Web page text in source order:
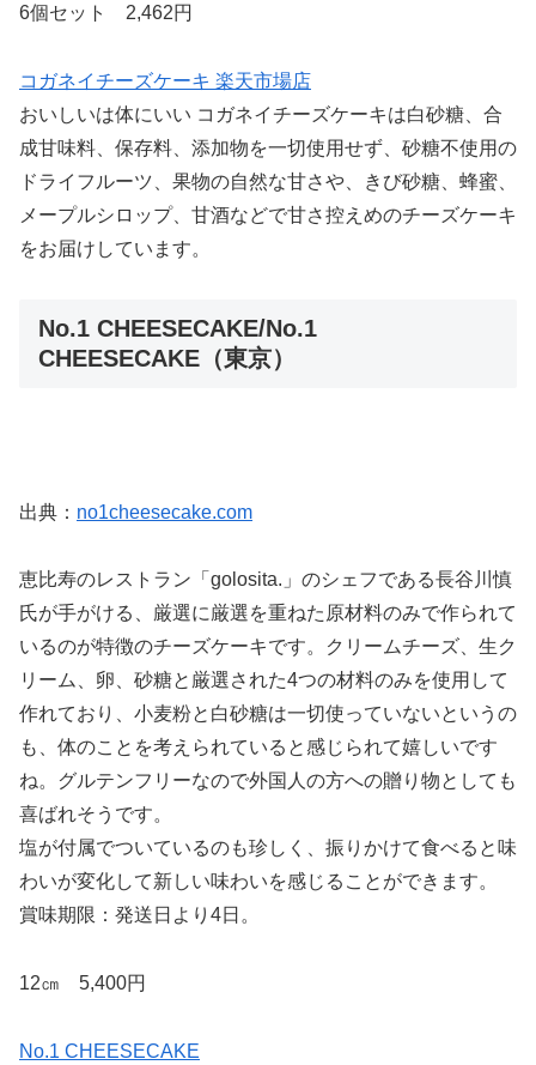
6個セット 2,462円
コガネイチーズケーキ 楽天市場店
おいしいは体にいい コガネイチーズケーキは白砂糖、合
成甘味料、保存料、添加物を一切使用せず、砂糖不使用の
ドライフルーツ、果物の自然な甘さや、きび砂糖、蜂蜜、
メープルシロップ、甘酒などで甘さ控えめのチーズケーキ
をお届けしています。
No.1 CHEESECAKE/No.1
CHEESECAKE（東京）
出典： no1cheesecake.com
恵比寿のレストラン「golosita.」のシェフである長谷川慎
氏が手がける、厳選に厳選を重ねた原材料のみで作られて
いるのが特徴のチーズケーキです。クリームチーズ、生ク
リーム、卵、砂糖と厳選された4つの材料のみを使用して
作れており、小麦粉と白砂糖は一切使っていないというの
も、体のことを考えられていると感じられて嬉しいです
ね。グルテンフリーなので外国人の方への贈り物としても
喜ばれそうです。
塩が付属でついているのも珍しく、振りかけて食べると味
わいが変化して新しい味わいを感じることができます。
賞味期限：発送日より4日。
12㎝ 5,400円
No.1 CHEESECAKE